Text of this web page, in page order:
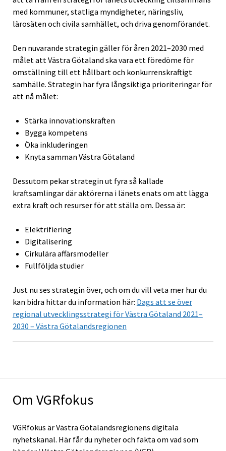
Om VGRfokus
VGRfokus är Västra Götalandsregionens digitala
nyhetskanal. Här får du nyheter och fakta om vad som
med kommuner, statliga myndigheter, näringsliv,
lärosäten och civila samhället, och driva genomförandet.
Den nuvarande strategin gäller för åren 2021–2030 med
målet att Västra Götaland ska vara ett föredöme för
omställning till ett hållbart och konkurrenskraftigt
samhälle. Strategin har fyra långsiktiga prioriteringar för
att nå målet:
Stärka innovationskraften
Bygga kompetens
Öka inkluderingen
Knyta samman Västra Götaland
Dessutom pekar strategin ut fyra så kallade
kraftsamlingar där aktörerna i länets enats om att lägga
extra kraft och resurser för att ställa om. Dessa är:
Elektrifiering
Digitalisering
Cirkulära affärsmodeller
Fullföljda studier
Just nu ses strategin över, och om du vill veta mer hur du
kan bidra hittar du information här: Dags att se över
regional utvecklingsstrategi för Västra Götaland 2021–
2030 – Västra Götalandsregionen